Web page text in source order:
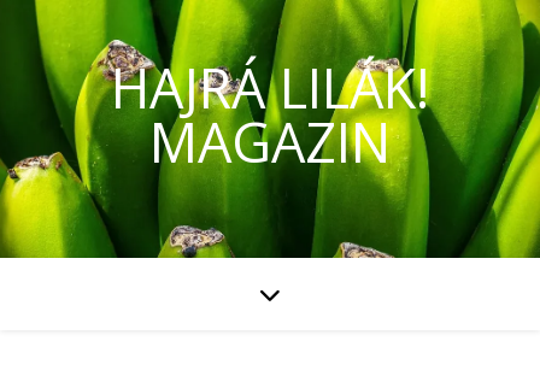
HAJRÁ LILÁK!
MAGAZIN